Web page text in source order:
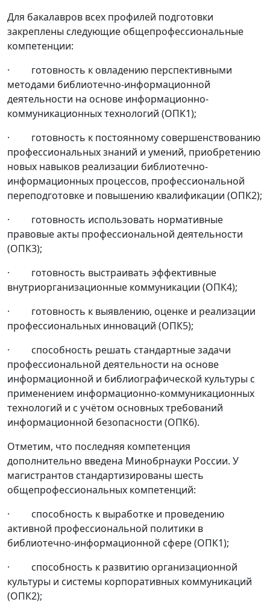
Для бакалавров всех профилей подготовки
закреплены следующие общепрофессиональные
компетенции:
· готовность к овладению перспективными
методами библиотечно-информационной
деятельности на основе информационно-
коммуникационных технологий (ОПК1);
· готовность к постоянному совершенствованию
профессиональных знаний и умений, приобретению
новых навыков реализации библиотечно-
информационных процессов, профессиональной
переподготовке и повышению квалификации (ОПК2);
· готовность использовать нормативные
правовые акты профессиональной деятельности
(ОПК3);
· готовность выстраивать эффективные
внутриорганизационные коммуникации (ОПК4);
· готовность к выявлению, оценке и реализации
профессиональных инноваций (ОПК5);
· способность решать стандартные задачи
профессиональной деятельности на основе
информационной и библиографической культуры с
применением информационно-коммуникационных
технологий и с учётом основных требований
информационной безопасности (ОПК6).
Отметим, что последняя компетенция
дополнительно введена Минобрнауки России. У
магистрантов стандартизированы шесть
общепрофессиональных компетенций:
· способность к выработке и проведению
активной профессиональной политики в
библиотечно-информационной сфере (ОПК1);
· способность к развитию организационной
культуры и системы корпоративных коммуникаций
(ОПК2);